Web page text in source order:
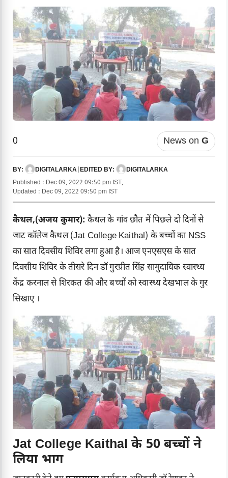
0 News on G
BY: DIGITALARKA EDITED BY:
DIGITALARKA
Published : Dec 09, 2022 09:50 pm IST,
Updated : Dec 09, 2022 09:50 pm IST
कैथल,(अजय कुमार): कैथल के गांव छौत में पिछले दो दिनों से
जाट कॉलेज कैथल (Jat College Kaithal) के बच्चों का NSS
का सात दिवसीय शिविर लगा हुआ है। आज एनएसएस के सात
दिवसीय शिविर के तीसरे दिन डॉ गुरप्रीत सिंह सामुदायिक स्वास्थ्य
केंद्र करनाल से शिरकत की और बच्चों को स्वास्थ्य देखभाल के गुर
सिखाए ।
Jat College Kaithal के 50 बच्चों ने
लिया भाग